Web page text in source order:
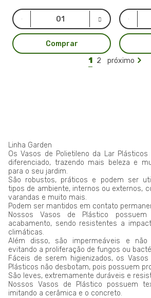
Comprar
1
2 próximo
Linha Garden
Os Vasos de Polietileno da Lar
diferenciado, trazendo mais beleza e
para o seu jardim.
São robustos, práticos e podem ser
tipos de ambiente, internos ou externos,
varandas e muito mais.
Podem ser mantidos em contato
Nossos Vasos de Plástico
acabamento, sendo resistentes a
climáticas.
Além disso, são impermeáveis e não
evitando a proliferação de fungos ou
Fáceis de serem higienizados, os
Plásticos não desbotam, pois possuem
São leves, extremamente duráveis e
Nossos Vasos de Plástico possuem
imitando a cerâmica e o concreto.